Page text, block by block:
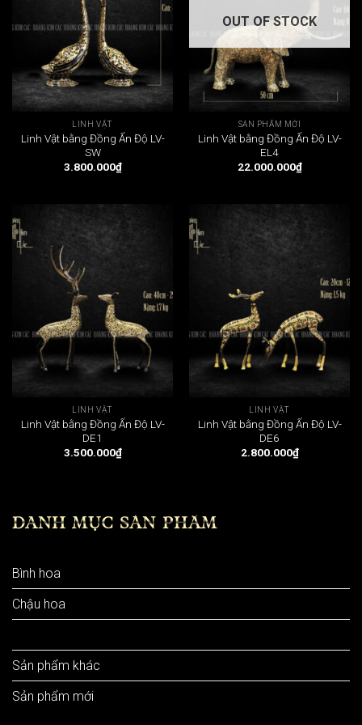
LINH VẬT
Linh Vật bằng Đồng Ấn Độ LV-
SW
3.800.000₫
OUT OF STOCK
SẢN PHẨM MỚI
Linh Vật bằng Đồng Ấn Độ LV-
EL4
22.000.000₫
LINH VẬT
Linh Vật bằng Đồng Ấn Độ LV-
DE1
3.500.000₫
LINH VẬT
Linh Vật bằng Đồng Ấn Độ LV-
DE6
2.800.000₫
DANH MỤC SẢN PHẨM
Bình hoa
Chậu hoa
Sản phẩm khác
Sản phẩm mới